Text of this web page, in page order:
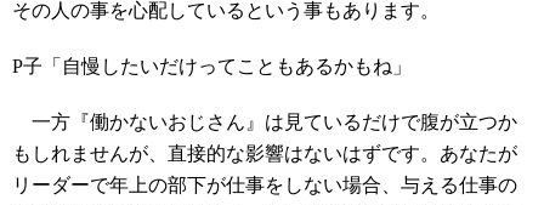
その人の事を心配しているという事もあります。
P子「自慢したいだけってこともあるかもね」
一方『働かないおじさん』は見ているだけで腹が立つか
もしれませんが、直接的な影響はないはずです。あなたが
リーダーで年上の部下が仕事をしない場合、与える仕事の